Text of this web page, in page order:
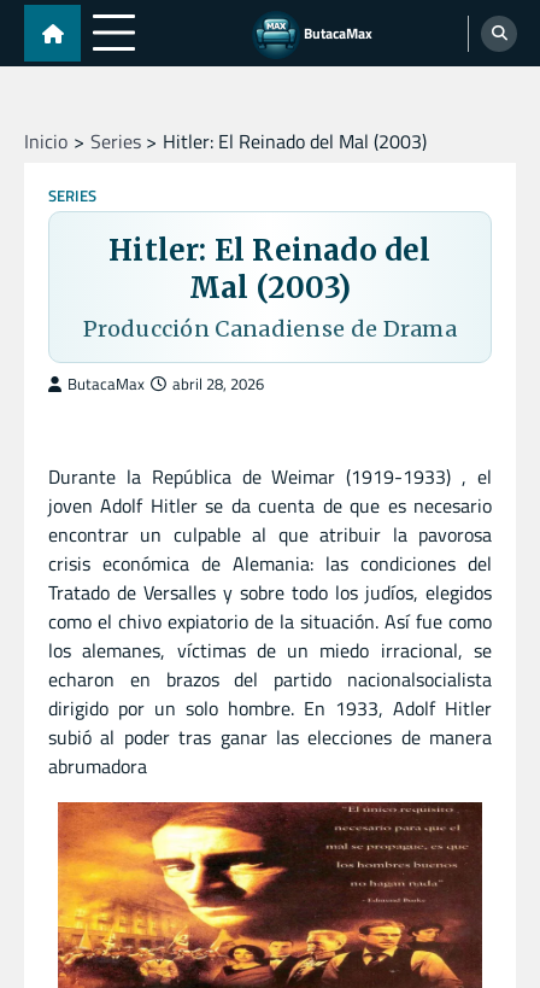
Skip
content
ButacaMax
Inicio Series Hitler: El Reinado del Mal (2003)
SERIES
Hitler: El Reinado del
Mal (2003)
Producción Canadiense de Drama
ButacaMax abril 28, 2026
Durante la República de Weimar (1919-1933) , el
joven Adolf Hitler se da cuenta de que es necesario
encontrar un culpable al que atribuir la pavorosa
crisis económica de Alemania: las condiciones del
Tratado de Versalles y sobre todo los judíos, elegidos
como el chivo expiatorio de la situación. Así fue como
los alemanes, víctimas de un miedo irracional, se
echaron en brazos del partido nacionalsocialista
dirigido por un solo hombre. En 1933, Adolf Hitler
subió al poder tras ganar las elecciones de manera
abrumadora